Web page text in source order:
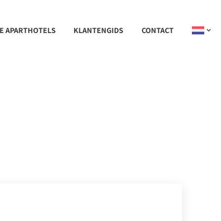
APARTHOTELS KLANTENGIDS CONTACT